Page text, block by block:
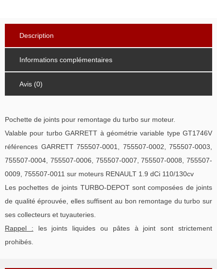
Description
Informations complémentaires
Avis (0)
Pochette de joints pour remontage du turbo sur moteur.
Valable pour turbo GARRETT à géométrie variable type GT1746V
références GARRETT 755507-0001, 755507-0002, 755507-0003,
755507-0004, 755507-0006, 755507-0007, 755507-0008, 755507-
0009, 755507-0011 sur moteurs RENAULT 1.9 dCi 110/130cv
Les pochettes de joints TURBO-DEPOT sont composées de joints
de qualité éprouvée, elles suffisent au bon remontage du turbo sur
ses collecteurs et tuyauteries.
Rappel : les joints liquides ou pâtes à joint sont strictement
prohibés.